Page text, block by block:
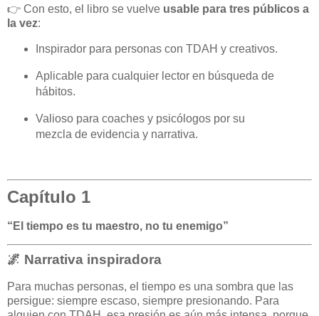
👉 Con esto, el libro se vuelve usable para tres públicos a
la vez:
Inspirador para personas con TDAH y creativos.
Aplicable para cualquier lector en búsqueda de
hábitos.
Valioso para coaches y psicólogos por su
mezcla de evidencia y narrativa.
Capítulo 1
“El tiempo es tu maestro, no tu enemigo”
🌌 Narrativa inspiradora
Para muchas personas, el tiempo es una sombra que las
persigue: siempre escaso, siempre presionando. Para